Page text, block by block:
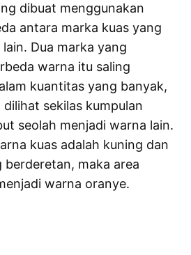
dibuat menggunakan
antara marka kuas yang
Dua marka yang
warna itu saling
kuantitas yang banyak,
sekilas kumpulan
seolah menjadi warna lain.
kuas adalah kuning dan
berderetan, maka area
warna oranye.